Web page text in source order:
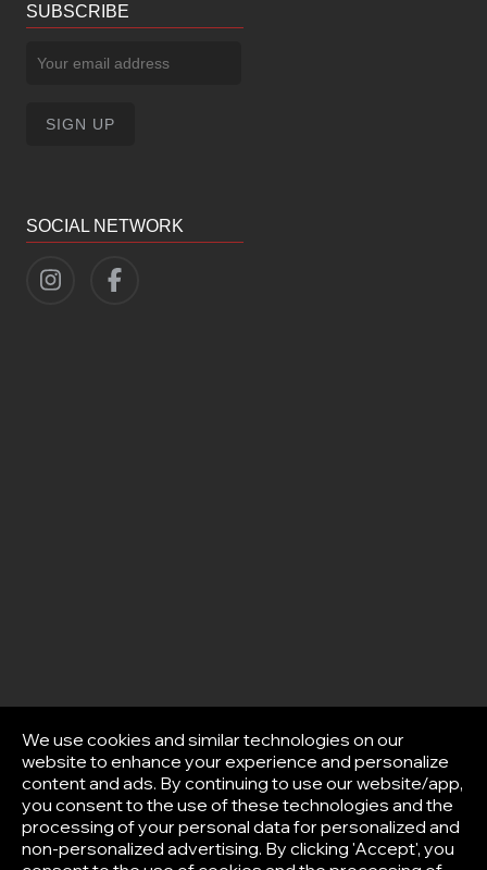
SUBSCRIBE
SOCIAL NETWORK
We use cookies and similar technologies on our
website to enhance your experience and personalize
content and ads. By continuing to use our website/app,
you consent to the use of these technologies and the
processing of your personal data for personalized and
non-personalized advertising. By clicking 'Accept', you